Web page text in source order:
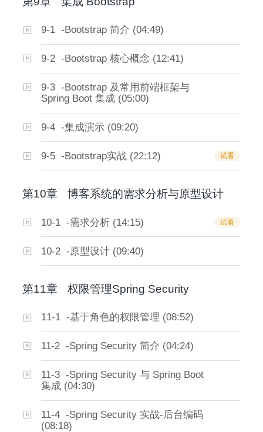
9-1 -Bootstrap 简介 (04:49)
9-2 -Bootstrap 核心概念 (12:41)
9-3 -Bootstrap 及常用前端框架与
Spring Boot 集成 (05:00)
9-4 -集成演示 (09:20)
9-5 -Bootstrap实战 (22:12) 试看
第10章 博客系统的需求分析与原型设计
10-1 -需求分析 (14:15) 试看
10-2 -原型设计 (09:40)
第11章 权限管理Spring Security
11-1 -基于角色的权限管理 (08:52)
11-2 -Spring Security 简介 (04:24)
11-3 -Spring Security 与 Spring Boot
集成 (04:30)
11-4 -Spring Security 实战-后台编码
(08:18)